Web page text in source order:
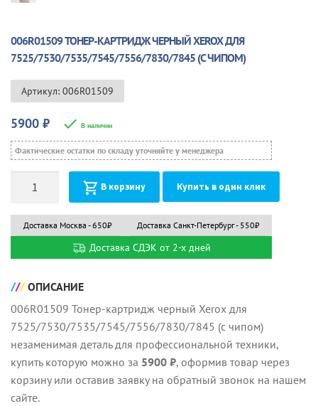
006R01509 ТОНЕР-КАРТРИДЖ ЧЕРНЫЙ XEROX ДЛЯ
7525/7530/7535/7545/7556/7830/7845 (С ЧИПОМ)
Артикул: 006R01509
5900 ₽ В наличии
Фактические остатки по складу уточняйте у менеджера
В корзину Купить в один клик
Доставка Москва - 650₽ Доставка Санкт-Петербург - 550₽
Доставка СДЭК от 2-х дней
ОПИСАНИЕ
006R01509 Тонер-картридж черный Xerox для
7525/7530/7535/7545/7556/7830/7845 (с чипом)
незаменимая деталь для профессиональной техники,
купить которую можно за 5900 ₽, оформив товар через
корзину или оставив заявку на обратный звонок на нашем
сайте.